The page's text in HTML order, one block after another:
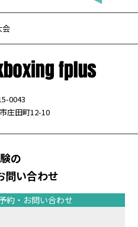
会
0043
庄田町12-10
の
問い合わせ
約・お問い合わせ